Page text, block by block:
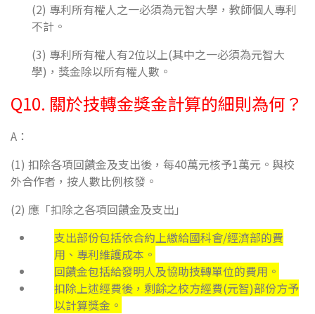
(2) 專利所有權人之一必須為元智大學，教師個人專利
不計。
(3) 專利所有權人有2位以上(其中之一必須為元智大
學)，獎金除以所有權人數。
Q10. 關於技轉金獎金計算的細則為何？
A：
(1) 扣除各項回饋金及支出後，每40萬元核予1萬元。與校
外合作者，按人數比例核發。
(2) 應「扣除之各項回饋金及支出」
支出部份包括依合約上繳給國科會/經濟部的費
用、專利維護成本。
回饋金包括給發明人及協助技轉單位的費用。
扣除上述經費後，剩餘之校方經費(元智)部份方予
以計算獎金。